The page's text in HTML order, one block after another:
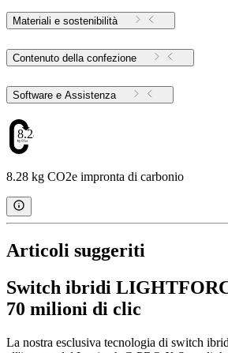
Materiali e sostenibilità
Contenuto della confezione
Software e Assistenza
8.28
8.28 kg CO2e impronta di carbonio
Articoli suggeriti
Switch ibridi
70 milioni di clic
La nostra esclusiva tecnologia di switch